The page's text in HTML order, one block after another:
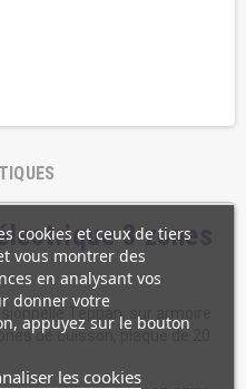
3 zones
Teppan, sur armoire
de cuisson, plaque de 20
cookies et ceux de tiers
vous montrer des
en analysant vos
donner votre
appuyez sur le bouton
les cookies